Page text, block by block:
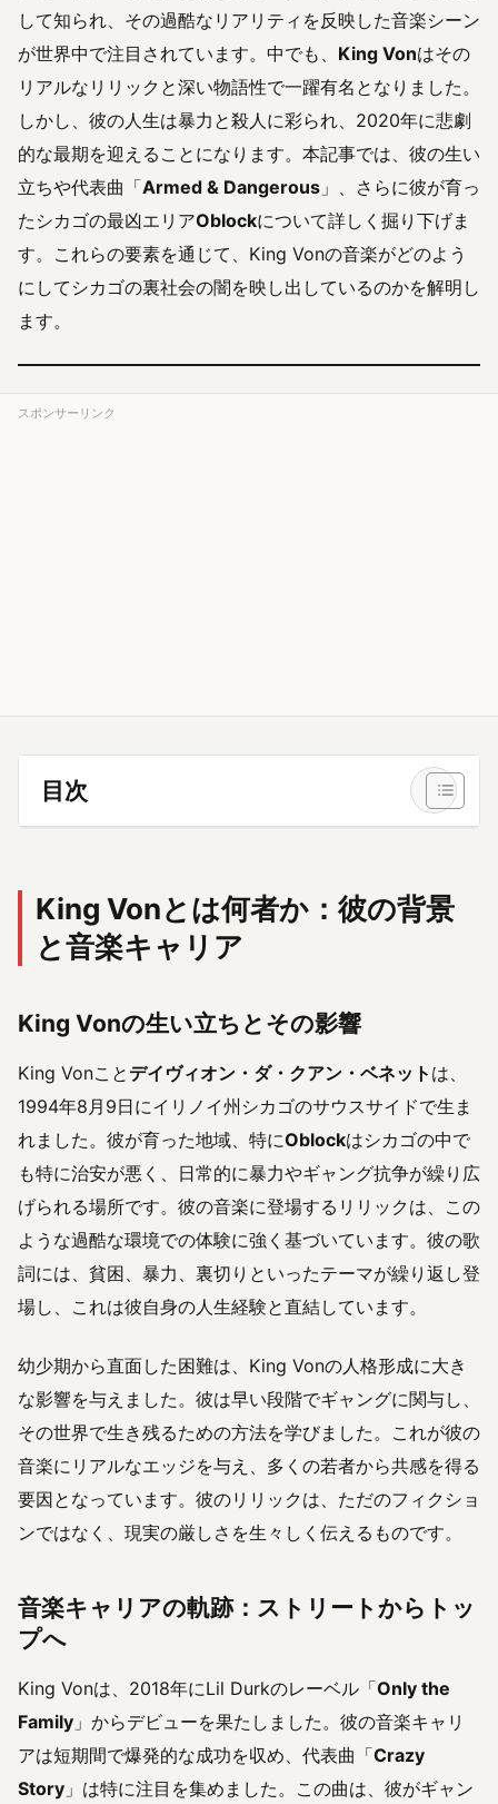
して知られ、その過酷なリアリティを反映した音楽シーン
が世界中で注目されています。中でも、 King Vonはその
リアルなリリックと深い物語性で一躍有名となりました。
しかし、彼の人生は暴力と殺人に彩られ、2020年に悲劇
的な最期を迎えることになります。本記事では、彼の生い
立ちや代表曲「Armed & Dangerous 」、さらに彼が育っ
たシカゴの最凶エリアOblockについて詳しく掘り下げま
す。これらの要素を通じて、King Vonの音楽がどのよう
にしてシカゴの裏社会の闇を映し出しているのかを解明し
ます。
スポンサーリンク
目次
King Vonとは何者か：彼の背景
と音楽キャリア
King Vonの生い立ちとその影響
King Vonこと デイヴィオン・ダ・クアン・ベネット は、
1994年8月9日にイリノイ州シカゴのサウスサイドで生ま
れました。彼が育った地域、特にOblockはシカゴの中で
も特に治安が悪く、日常的に暴力やギャング抗争が繰り広
げられる場所です。彼の音楽に登場するリリックは、この
ような過酷な環境での体験に強く基づいています。彼の歌
詞には、貧困、暴力、裏切りといったテーマが繰り返し登
場し、これは彼自身の人生経験と直結しています。
幼少期から直面した困難は、King Vonの人格形成に大き
な影響を与えました。彼は早い段階でギャングに関与し、
その世界で生き残るための方法を学びました。これが彼の
音楽にリアルなエッジを与え、多くの若者から共感を得る
要因となっています。彼のリリックは、ただのフィクショ
ンではなく、現実の厳しさを生々しく伝えるものです。
音楽キャリアの軌跡：ストリートからトッ
プへ
King Vonは、2018年にLil Durkのレーベル「Only the
Family 」からデビューを果たしました。彼の音楽キャリ
アは短期間で爆発的な成功を収め、代表曲「Crazy
Story 」は特に注目を集めました。この曲は、彼がギャン